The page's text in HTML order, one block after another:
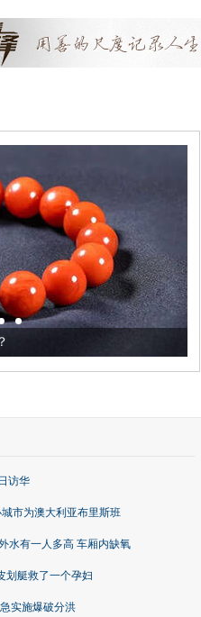
访华
市为澳大利亚布里斯班
水有一人多高 车厢内缺氧
划艇救了一个孕妇
实施爆破分洪